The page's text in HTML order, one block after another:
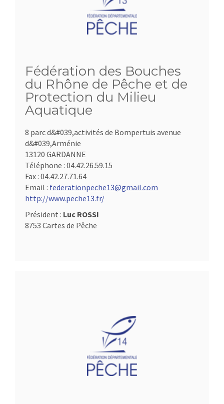
Fédération des Bouches
du Rhône de Pêche et de
Protection du Milieu
Aquatique
8 parc d&#039,activités de Bompertuis avenue
d&#039,Arménie
13120 GARDANNE
Téléphone : 04.42.26.59.15
Fax : 04.42.27.71.64
Email : federationpeche13@gmail.com
http://www.peche13.fr/
Président : Luc ROSSI
8753 Cartes de Pêche